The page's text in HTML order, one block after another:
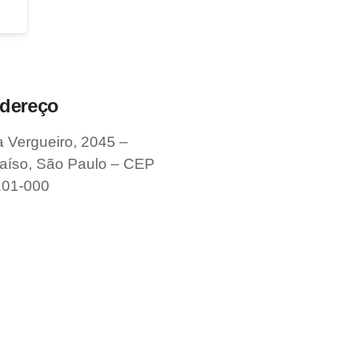
Vergueiro, 2045 –
São Paulo – CEP
000